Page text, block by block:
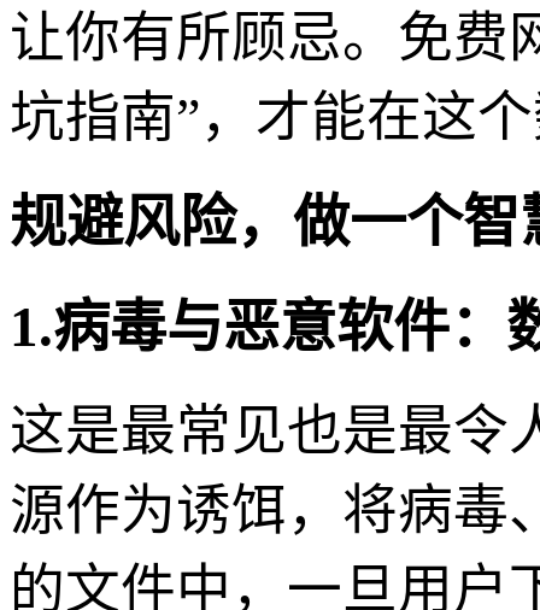
让你有所顾忌。免费
坑指南”，才能在这
规避风险，做一个
1.病毒与恶意软件：
这是最常见也是最令
源作为诱饵，将病毒
的文件中，一旦用户